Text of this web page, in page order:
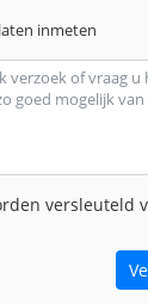
inmeten
versleuteld